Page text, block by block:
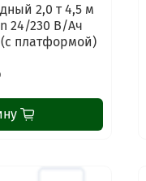
2,0 т 4,5 м
24/230 В/Ач
платформой)